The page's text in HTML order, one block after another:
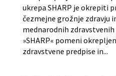
ukrepa SHARP je okrepiti
čezmejne grožnje zdravju
mednarodnih zdravstvenih
»SHARP« pomeni
zdravstvene predpise in...